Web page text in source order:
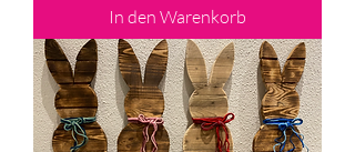
In den Warenkorb